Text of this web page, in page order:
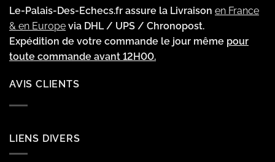
Le-Palais-Des-Echecs.fr assure la Livraison en France
& en Europe via DHL / UPS / Chronopost.
Expédition de votre commande le jour même pour
toute commande avant 12H00.
AVIS CLIENTS
LIENS DIVERS